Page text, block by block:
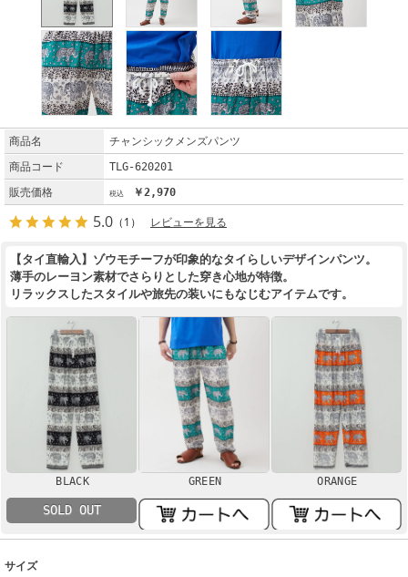
商品名
チャンシックメンズパンツ
商品コード
TLG-620201
販売価格
￥2,970
5.0 （1） レビューを見る
【タイ直輸入】ゾウモチーフが印象的なタイらしいデザインパンツ。
薄手のレーヨン素材でさらりとした穿き心地が特徴。
リラックスしたスタイルや旅先の装いにもなじむアイテムです。
BLACK
SOLD OUT
GREEN ORANGE
サイズ